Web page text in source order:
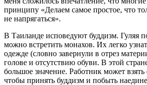
принципу «Делаем самое простое, что
не напрягаться».
В Таиланде исповедуют буддизм. Гуляя
можно встретить монахов. Их легко
одежде (словно завернули в отрез
голове и отсутствию обуви. В этой
большое значение. Работник может взять
чтобы принять буддизм и побыть